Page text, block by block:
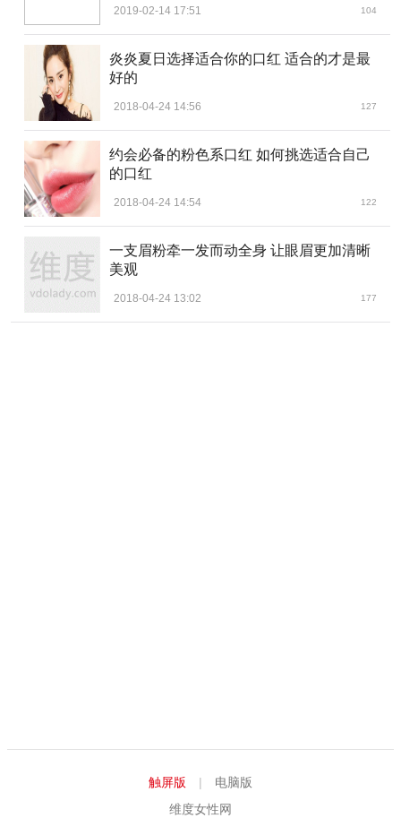
2019-02-14 17:51 104
炎炎夏日选择适合你的口红 适合的才是最
好的
2018-04-24 14:56 127
约会必备的粉色系口红 如何挑选适合自己
的口红
2018-04-24 14:54 122
一支眉粉牵一发而动全身 让眼眉更加清晰
美观
2018-04-24 13:02 177
触屏版 |
电脑版
维度女性网